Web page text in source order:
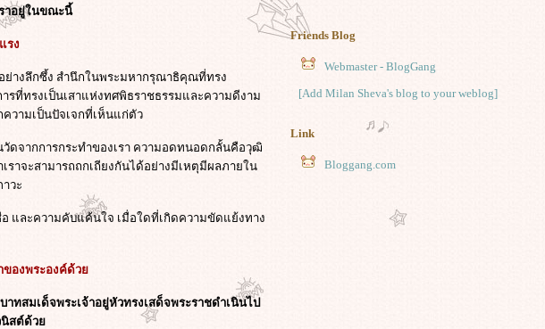
าอยู่ในขณะนี้
รง
ย่างลึกซึ้ง สำนึกในพระมหากรุณาธิคุณที่ทรง
ที่ทรงเป็นเสาแห่งทศพิธราชธรรมและความดีงาม
วามเป็นปัจเจกที่เห็นแก่ตัว
ดจากการกระทำของเรา ความอดทนอดกลั้นคือวุฒิ
าจะสามารถถกเถียงกันได้อย่างมีเหตุมีผลภายใน
วะ
และความคับแค้นใจ เมื่อใดที่เกิดความขัดแย้งทาง
าของพระองค์ด้ว
ทสมเด็จพระเจ้าอยู่หัวทรงเสด็จพระราชดำเนินไป
นิสต์ด้ว
Friends Blog
Webmaster - BlogGang
[Add Milan Sheva's blog to your weblog]
Link
Bloggang.com